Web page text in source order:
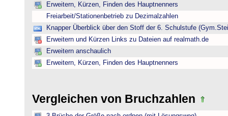
Erweitern, Kürzen, Finden des Hauptnenners
Freiarbeit/Stationenbetrieb zu Dezimalzahlen
Knapper Überblick über den Stoff der 6. Schulstufe
Erweitern und Kürzen Links zu Dateien auf realmath.de
Erweitern anschaulich
Erweitern, Kürzen, Finden des Hauptnenners
Vergleichen von Bruchzahlen